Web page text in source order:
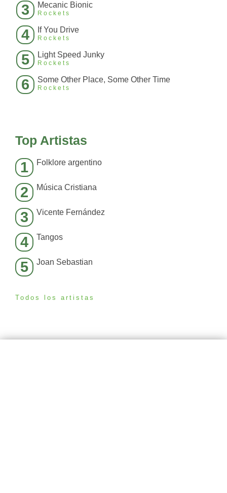
3 Mecanic Bionic
Rockets
4 If You Drive
Rockets
5 Light Speed Junky
Rockets
6 Some Other Place, Some Other Time
Rockets
Top Artistas
1 Folklore argentino
2 Música Cristiana
3 Vicente Fernández
4 Tangos
5 Joan Sebastian
Todos los artistas